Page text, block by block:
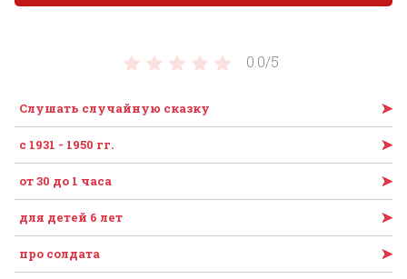
0.0/5
Слушать случайную сказку ➤
с 1931 - 1950 гг. ➤
от 30 до 1 часа ➤
для детей 6 лет ➤
про солдата ➤